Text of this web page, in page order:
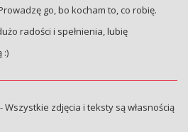
go, bo kocham to, co robię.
radości i spełnienia, lubię
:)
Wszystkie zdjęcia i teksty są własnością